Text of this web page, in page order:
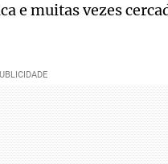
e muitas vezes